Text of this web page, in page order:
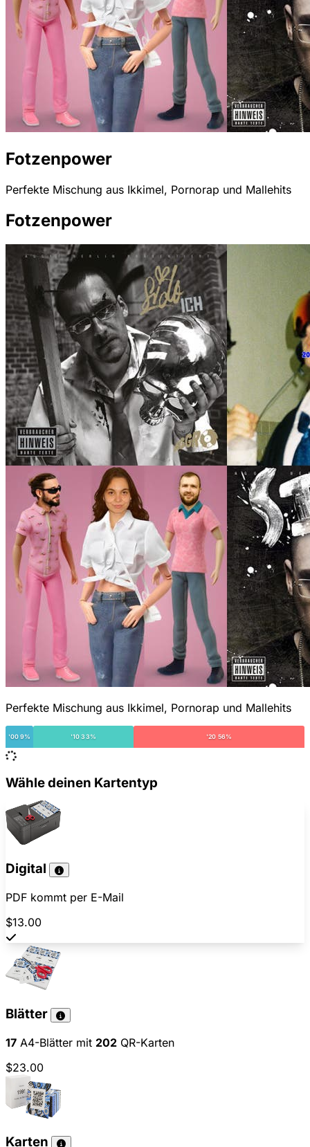
Fotzenpower
Perfekte Mischung aus Ikkimel, Pornorap und Mallehits
Fotzenpower
Perfekte Mischung aus Ikkimel, Pornorap und Mallehits
'00 9% '10 33% '20 56%
Wähle deinen Kartentyp
Digital
PDF kommt per E-Mail
$13.00
Blätter
17 A4-Blätter mit 202 QR-Karten
$23.00
Karten